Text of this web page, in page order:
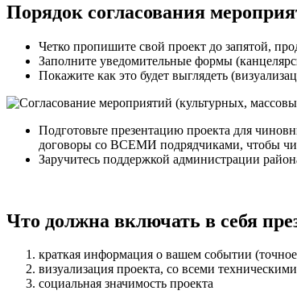
Порядок согласования
Четко пропишите свой проект до запятой,
Заполните уведомительные формы
Покажите как это будет выглядеть
Подготовьте презентацию проекта для
договоры со ВСЕМИ подрядчиками, чтобы
Заручитесь поддержкой администрации
Что должна включать в себя
краткая информация о вашем событии
визуализация проекта, со всеми
социальная значимость проекта